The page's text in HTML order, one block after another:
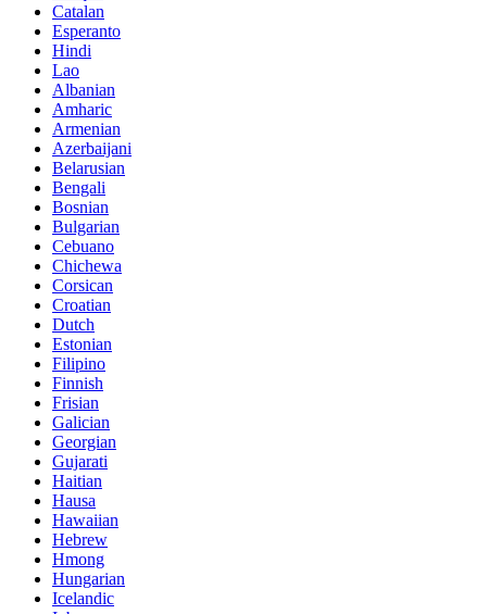
Catalan
Esperanto
Hindi
Lao
Albanian
Amharic
Armenian
Azerbaijani
Belarusian
Bengali
Bosnian
Bulgarian
Cebuano
Chichewa
Corsican
Croatian
Dutch
Estonian
Filipino
Finnish
Frisian
Galician
Georgian
Gujarati
Haitian
Hausa
Hawaiian
Hebrew
Hmong
Hungarian
Icelandic